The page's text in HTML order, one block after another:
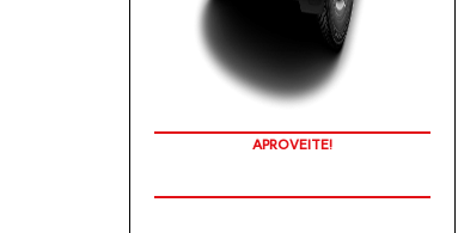
COM SEU USADO NA TROCA